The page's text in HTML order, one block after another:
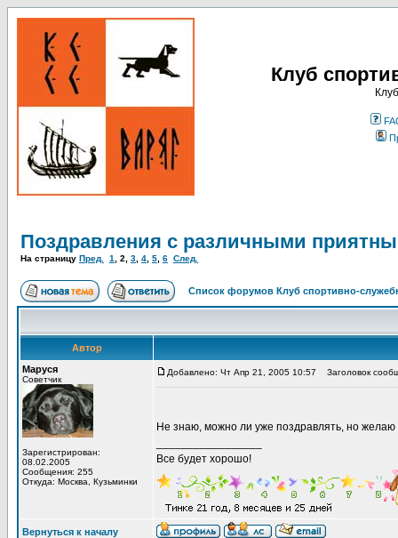
Клуб
Поздравления с различными
На страницу Пред. 1 2 3 4 5 6 След.
Список форумов Клуб спортивно-
Автор
Маруся
Советчик
Зарегистрирован:
08.02.2005
Сообщения: 255
Откуда: Москва, Кузьминки
Добавлено: Чт Апр 21, 2005 10:57 Заголовок
Не знаю, можно ли уже поздравлять, но
Все будет хорошо!
Вернуться к началу